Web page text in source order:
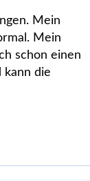
Mein
Mein
schon einen
kann die